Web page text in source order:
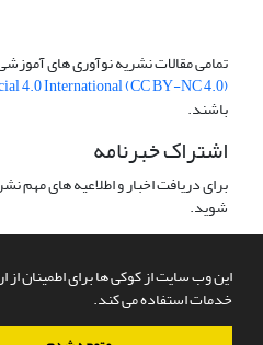
این وب سایت از کوکی ها برای اطمینان از
خدمات استفاده می کند.
تمامی مقالات نشریه نوآوری های
4.0 International (CC BY-NC 4.0)
باشند.
اشتراک خبرنامه
برای دریافت اخبار و اطلاعیه های مهم
شوید.